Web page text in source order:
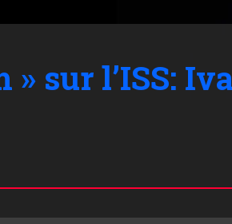
sur l’ISS: